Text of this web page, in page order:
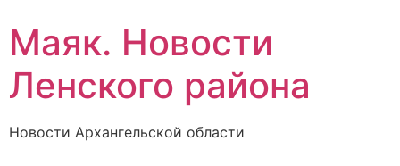
Маяк. Новости
Ленского района
Новости Архангельской области